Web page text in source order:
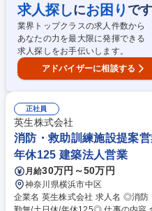
していきます。その後、お客様の
きます。（年数回程度） 【詳細】
理 【流れ】各種試験補助、検査データ入力・整理 募
車動作確認・放水試験業務】消防
求人探しにお困り で
業界トップクラスの求人件数から
あなたの力を最大限に発揮できる
求人探しをお手伝いします。
アドバイザーに相談する
正社員
英生株式会社
消防・救助訓練施設提案
年休125 建築法人営業
月給30万円～50万円
神奈川県横浜市中区
企業名 英生株式会社 求人名 ◎消防・救助訓練施設提案営業◎全国出張/転